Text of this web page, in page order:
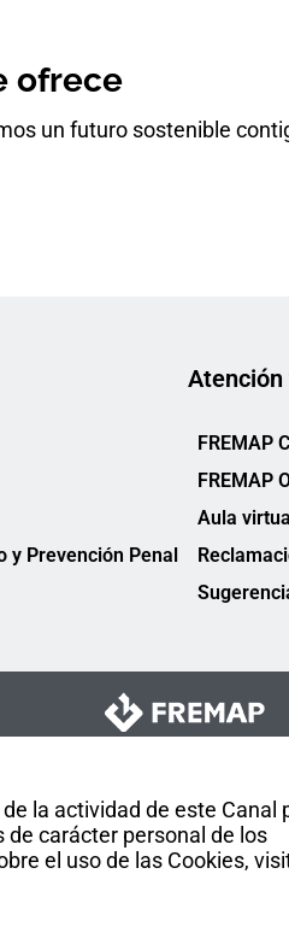
la actividad de este Canal
de carácter personal de los
el uso de las Cookies,
ofrece
un futuro sostenible
y Prevención Penal
Atención
FREMAP
FREMAP
Aula